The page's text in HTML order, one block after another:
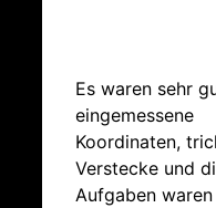
Es waren sehr
eingemessene
Koordinaten,
Verstecke und
Aufgaben